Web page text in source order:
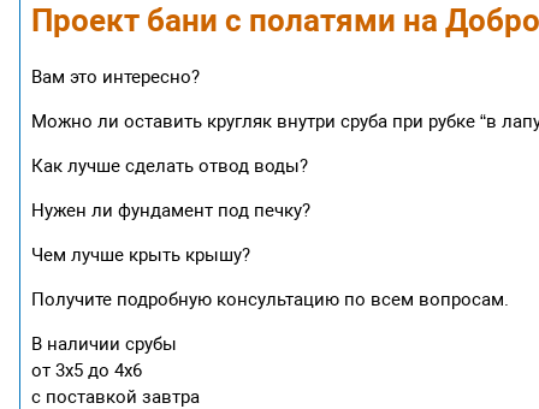
Проект бани с полатями на
Вам это интересно?
Можно ли оставить кругляк внутри сруба при рубке “в
Как лучше сделать отвод воды?
Нужен ли фундамент под печку?
Чем лучше крыть крышу?
Получите подробную консультацию по всем вопросам.
В наличии срубы
от 3х5 до 4х6
с поставкой завтра